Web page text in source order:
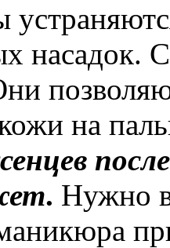
насадок.
на
. Нужно